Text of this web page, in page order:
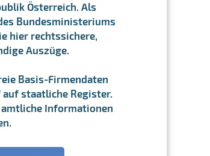
Österreich. Als
Bundesministeriums
hier rechtssichere,
Auszüge.
Basis-Firmendaten
staatliche Register.
Informationen